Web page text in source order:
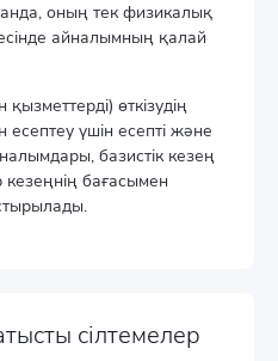
оның тек физикалық
айналымның қалай
өткізудің
есептеу үшін есепті және
базистік кезең
кезеңнің бағасымен
сілтемелер